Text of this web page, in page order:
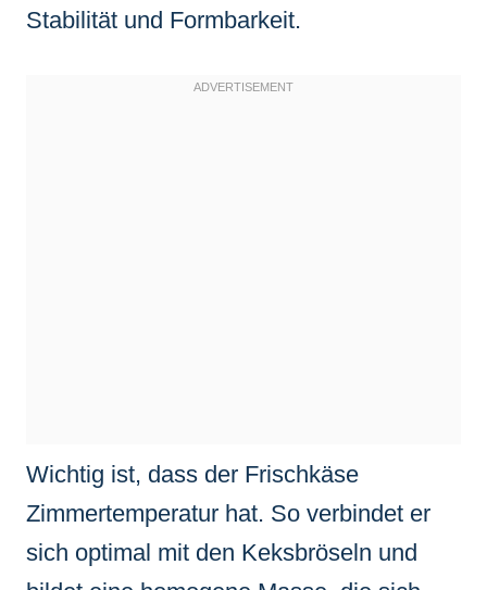
Stabilität und Formbarkeit.
Wichtig ist, dass der Frischkäse
Zimmertemperatur hat. So verbindet er
sich optimal mit den Keksbröseln und